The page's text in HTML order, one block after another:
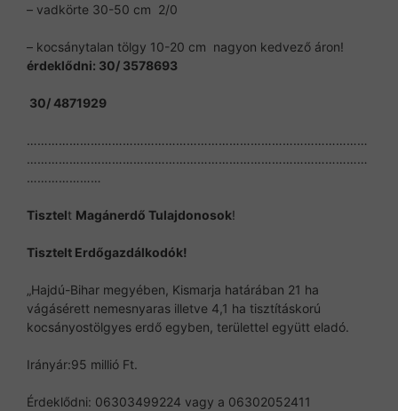
– vadkörte 30-50 cm 2/0
– kocsánytalan tölgy 10-20 cm nagyon kedvező áron!
érdeklődni: 30/ 3578693
30/ 4871929
……………………………………………………………………………………
……………………………………………………………………………………
…………………
Tisztelt Magánerdő Tulajdonosok!
Tisztelt Erdőgazdálkodók!
„Hajdú-Bihar megyében, Kismarja határában 21 ha
vágásérett nemesnyaras illetve 4,1 ha tisztításkorú
kocsányostölgyes erdő egyben, területtel együtt eladó.
Irányár:95 millió Ft.
Érdeklődni: 06303499224 vagy a 06302052411